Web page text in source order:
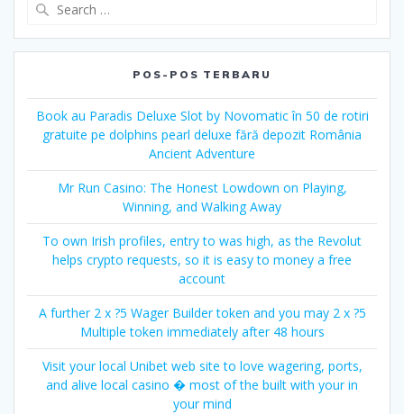
POS-POS TERBARU
Book au Paradis Deluxe Slot by Novomatic în 50 de rotiri
gratuite pe dolphins pearl deluxe fără depozit România
Ancient Adventure
Mr Run Casino: The Honest Lowdown on Playing,
Winning, and Walking Away
To own Irish profiles, entry to was high, as the Revolut
helps crypto requests, so it is easy to money a free
account
A further 2 x ?5 Wager Builder token and you may 2 x ?5
Multiple token immediately after 48 hours
Visit your local Unibet web site to love wagering, ports,
and alive local casino � most of the built with your in
your mind